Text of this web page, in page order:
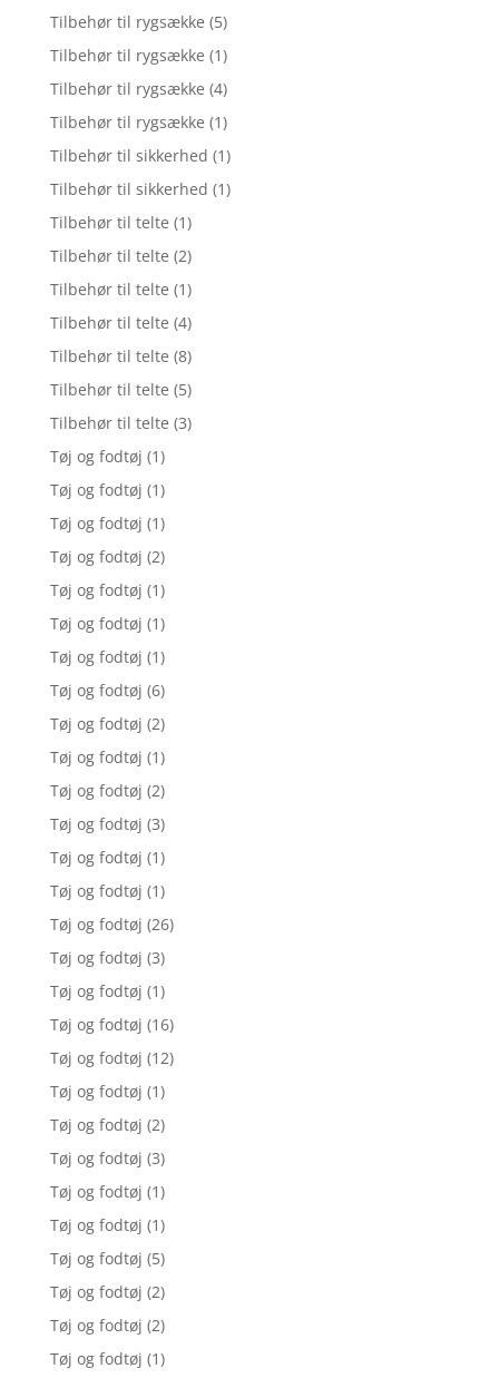
Tilbehør til rygsække (5)
Tilbehør til rygsække (1)
Tilbehør til rygsække (4)
Tilbehør til rygsække (1)
Tilbehør til sikkerhed (1)
Tilbehør til sikkerhed (1)
Tilbehør til telte (1)
Tilbehør til telte (2)
Tilbehør til telte (1)
Tilbehør til telte (4)
Tilbehør til telte (8)
Tilbehør til telte (5)
Tilbehør til telte (3)
Tøj og fodtøj (1)
Tøj og fodtøj (1)
Tøj og fodtøj (1)
Tøj og fodtøj (2)
Tøj og fodtøj (1)
Tøj og fodtøj (1)
Tøj og fodtøj (1)
Tøj og fodtøj (6)
Tøj og fodtøj (2)
Tøj og fodtøj (1)
Tøj og fodtøj (2)
Tøj og fodtøj (3)
Tøj og fodtøj (1)
Tøj og fodtøj (1)
Tøj og fodtøj (26)
Tøj og fodtøj (3)
Tøj og fodtøj (1)
Tøj og fodtøj (16)
Tøj og fodtøj (12)
Tøj og fodtøj (1)
Tøj og fodtøj (2)
Tøj og fodtøj (3)
Tøj og fodtøj (1)
Tøj og fodtøj (1)
Tøj og fodtøj (5)
Tøj og fodtøj (2)
Tøj og fodtøj (2)
Tøj og fodtøj (1)